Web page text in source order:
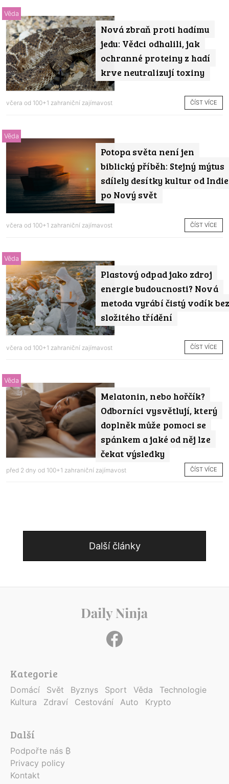
Nová zbraň proti hadímu
jedu: Vědci odhalili, jak
ochranné proteiny z hadí
krve neutralizují toxiny
Věda
včera od 100+1 zahraniční zajímavost ČÍST VÍCE
Potopa světa není jen
biblický příběh: Stejný mýtus
sdílely desítky kultur od Indie
po Nový svět
Věda
včera od 100+1 zahraniční zajímavost ČÍST VÍCE
Plastový odpad jako zdroj
energie budoucnosti? Nová
metoda vyrábí čistý vodík bez
složitého třídění
Věda
včera od 100+1 zahraniční zajímavost ČÍST VÍCE
Melatonin, nebo hořčík?
Odborníci vysvětlují, který
doplněk může pomoci se
spánkem a jaké od něj lze
čekat výsledky
Věda
před 2 dny od 100+1 zahraniční zajímavost ČÍST VÍCE
Další články
Kategorie
Domácí Svět Byznys Sport Věda
Technologie
Kultura
Zdraví Cestování Auto Krypto
Další
Podpořte nás ₿
Privacy policy
Kontakt